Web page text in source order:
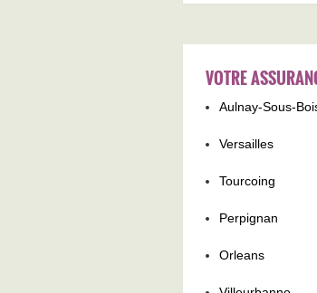
VOTRE
Aulnay-Sous-
Versailles
Tourcoing
Perpignan
Orleans